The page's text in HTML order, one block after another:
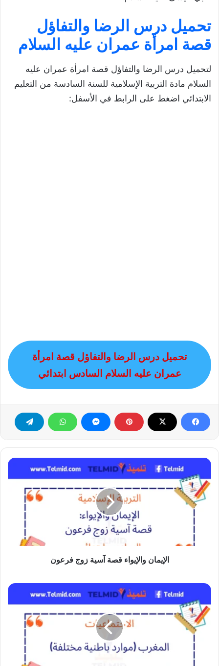
تحميل درس الرضا والتفاؤل
قصة امرأة عمران عليه السلام
لتحميل درس الرضا والتفاؤل قصة امرأة عمران عليه
السلام مادة التربية الإسلامية للسنة السادسة من التعليم
الابتدائي اضغط على الرابط في الأسفل:
تحميل درس الرضا والتفاؤل قصة امرأة
عمران عليه السلام السادس ابتدائي
الإيمان
والإيواء
قصة
آسية
فرعون
الإيمان والإيواء قصة آسية زوج فرعون
المغرب
موارد
باطنية
مختلفة